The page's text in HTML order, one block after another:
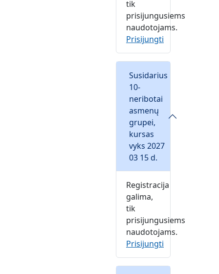
tik
prisijungusiems
naudotojams.
Prisijungti
Susidarius
10-
neribotai
asmenų
grupei,
kursas
vyks 2027
03 15 d.
Registracija
galima,
tik
prisijungusiems
naudotojams.
Prisijungti